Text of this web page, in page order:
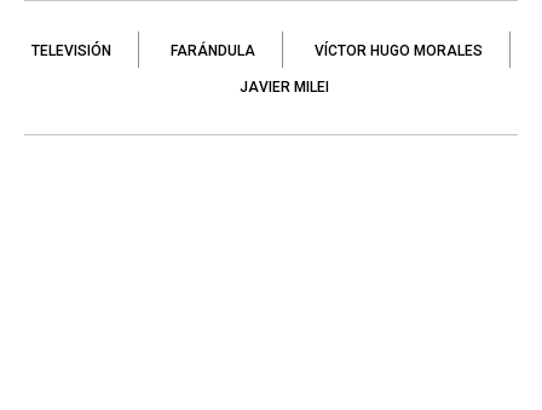
TELEVISIÓN FARÁNDULA VÍCTOR HUGO MORALES
JAVIER MILEI